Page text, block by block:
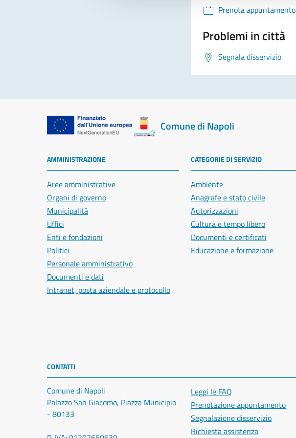
Prenota appuntamento
Problemi in città
Segnala disservizio
Comune di Napoli
AMMINISTRAZIONE
Aree amministrative
Organi di governo
Municipalità
Uffici
Enti e fondazioni
Politici
Personale amministrativo
Documenti e dati
Intranet, posta aziendale e protocollo
CATEGORIE DI SERVIZIO
Ambiente
Anagrafe e stato civile
Autorizzazioni
Cultura e tempo libero
Documenti e certificati
Educazione e formazione
CONTATTI
Comune di Napoli
Palazzo San Giacomo, Piazza Municipio
- 80133
Leggi le FAQ
Prenotazione appuntamento
Segnalazione disservizio
Richiesta assistenza